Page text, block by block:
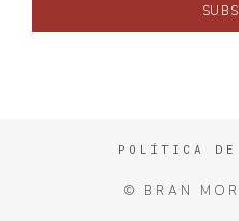
POLÍTICA DE
© BRAN